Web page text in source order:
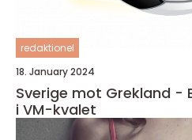
redaktionel
18. January 2024
Sverige mot Grekland -
i VM-kvalet